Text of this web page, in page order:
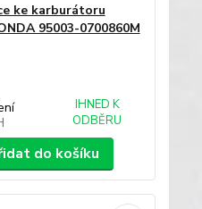
ke karburátoru
95003-0700860M
IHNED K
ODBĚRU
do košíku